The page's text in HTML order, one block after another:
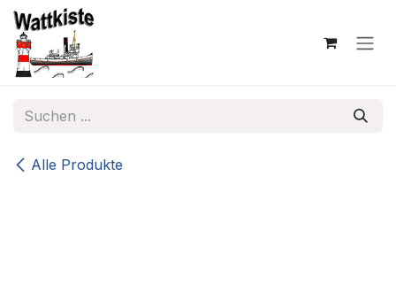
Zum Inhalt springen
Alle Produkte